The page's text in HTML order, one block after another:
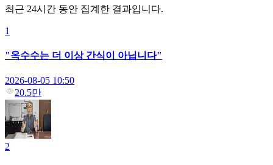
최근 24시간 동안 집계한 결과입니다.
1
"옥수수는 더 이상 간식이 아닙니다"
2026-08-05 10:50
20.5만
2